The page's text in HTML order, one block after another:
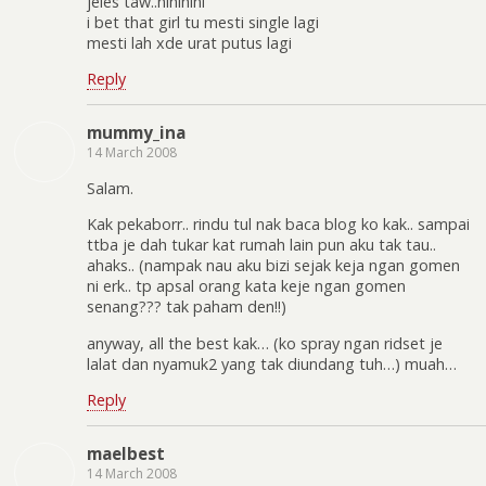
i bet that girl tu mesti single lagi
mesti lah xde urat putus lagi
Reply
mummy_ina
14 March 2008
Salam.
Kak pekaborr.. rindu tul nak baca blog ko kak.. sampai
ttba je dah tukar kat rumah lain pun aku tak tau..
ahaks.. (nampak nau aku bizi sejak keja ngan gomen
ni erk.. tp apsal orang kata keje ngan gomen
senang??? tak paham den!!)
anyway, all the best kak… (ko spray ngan ridset je
lalat dan nyamuk2 yang tak diundang tuh…) muah…
Reply
maelbest
14 March 2008